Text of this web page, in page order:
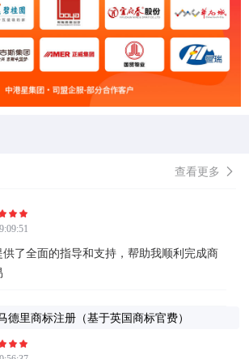
查看更多
供了全面的指导和支持，帮助我顺利完成商
德里商标注册（基于英国商标官费）